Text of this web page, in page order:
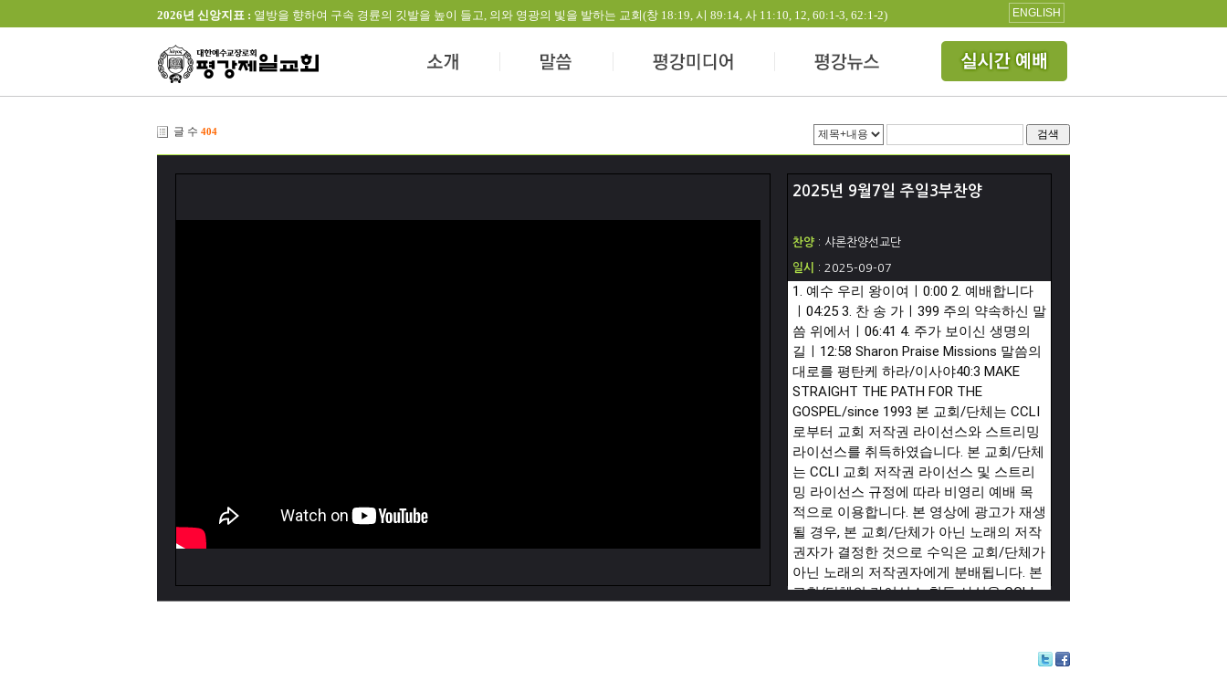
2026년 신앙지표 : 열방을 향하여 구속 경륜의 깃발을 높이 들고, 의와 영광의 빛을 발하는 교회(창 18:19, 시 89:14, 사 11:10, 12, 60:1-3, 62:1-2) ENGLISH
글 수 404 검색
2025년 9월7일 주일3부찬양
찬양 : 샤론찬양선교단
일시 : 2025-09-07
1. 예수 우리 왕이여ㅣ 0:00 2. 예배합니다
ㅣ 04:25 3. 찬 송 가ㅣ399 주의 약속하신 말
씀 위에서ㅣ 06:41 4. 주가 보이신 생명의
길ㅣ 12:58 Sharon Praise Missions 말씀의
대로를 평탄케 하라/이사야40:3 MAKE
STRAIGHT THE PATH FOR THE
GOSPEL/since 1993 본 교회/단체는 CCLI
로부터 교회 저작권 라이선스와 스트리밍
라이선스를 취득하였습니다. 본 교회/단체
는 CCLI 교회 저작권 라이선스 및 스트리
밍 라이선스 규정에 따라 비영리 예배 목
적으로 이용합니다. 본 영상에 광고가 재생
될 경우, 본 교회/단체가 아닌 노래의 저작
권자가 결정한 것으로 수익은 교회/단체가
아닌 노래의 저작권자에게 분배됩니다. 본
교회/단체의 라이선스 취득 사실을 CCLI